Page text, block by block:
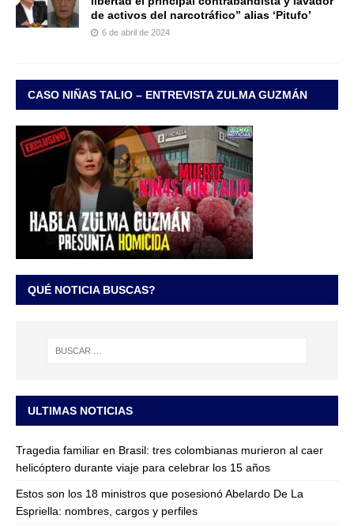
de activos del narcotráfico” alias ‘Pitufo’
6 de abril de 2024
CASO NIÑAS TALIO – ENTREVISTA ZULMA GUZMÁN
QUÉ NOTICIA BUSCAS?
ULTIMAS NOTICIAS
Tragedia familiar en Brasil: tres colombianas murieron al caer
helicóptero durante viaje para celebrar los 15 años
Estos son los 18 ministros que posesionó Abelardo De La
Espriella: nombres, cargos y perfiles